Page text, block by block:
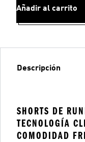
Añadir al carrito
Descripción
SHORTS DE
TECNOLOGÍA
COMODIDAD